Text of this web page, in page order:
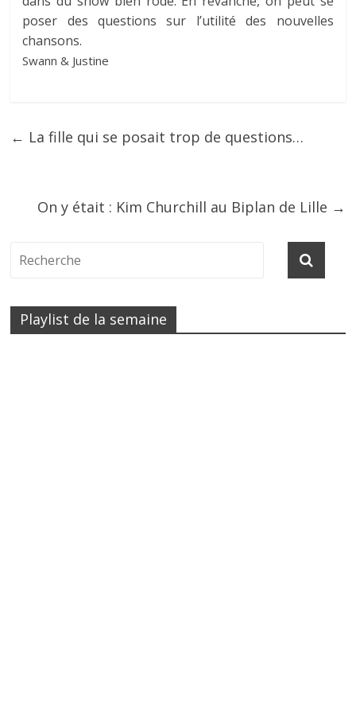
poser des questions sur l’utilité des nouvelles
chansons.
Swann & Justine
← La fille qui se posait trop de questions…
On y était : Kim Churchill au Biplan de Lille →
Playlist de la semaine